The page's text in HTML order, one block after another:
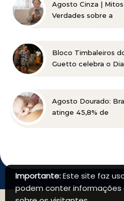
Agosto Cinza |
Verdades sobre a
Bloco Timbaleiros
Guetto celebra o
Horizonte
Agosto Dourado:
atinge 45,8% de
Importante:Este site faz
podem conter